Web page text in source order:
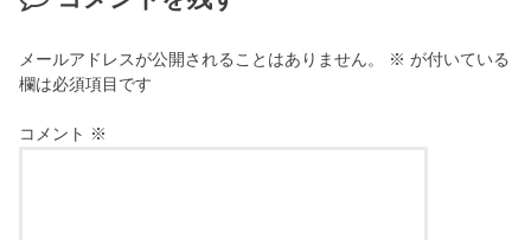
メールアドレスが公開されることはありません。 ※ が付いている
欄は必須項目です
コメント ※